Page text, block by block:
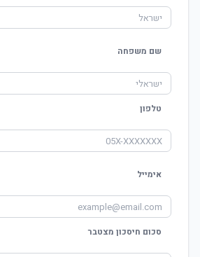
שם משפחה
טלפון
אימייל
סכום חיסכון מצטבר